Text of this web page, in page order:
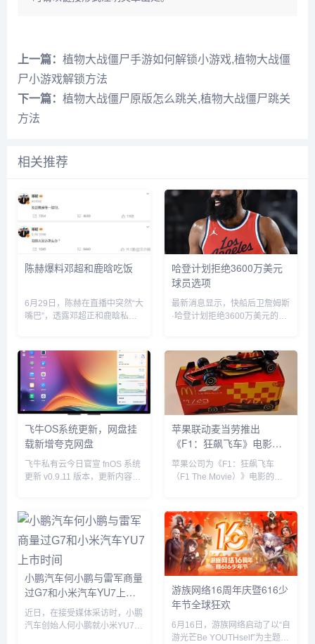
上一篇： 植物大战僵尸手游如何解锁小游戏,植物大战僵
尸小游戏解锁方法
下一篇： 植物大战僵尸原版怎么跳关,植物大战僵尸跳关
方法
相关推荐
陈赫爆料邓超和鹿晗吃饭
6月29日，陈赫在直播中突然“大
嘴巴”，透露邓超正和鹿晗私下
自己也去吃饭了”。没想到，当
天邓超就在微博发文回应：“反
正就是在一起呗”，配文简短却...
哈登计划拒绝3600万美元
球员选项
最新消息显示，快船后卫詹姆斯
·哈登计划拒绝3600万美元的球
飞牛OS系统更新，网盘挂
载新增夸克网盘
飞牛私有云今日官宣 fnOS 系统
更新 v0.9.11 版本，更新内容包
置、优化硬盘类型（HDD、
SSD）的识别等。飞牛 f...
苹果联动麦当劳推出
《F1：狂飙飞车》电影套
餐
苹果公司为《F1：狂飙飞车
（F1 The Movie）》电影的全
味合作，粉丝们可以购买 F1 主
题套餐，并把独家定制的迷你赛
车带回家。...
小鹏汽车何小鹏与雷军商量
过G7和小米汽车YU7上市
时间
近日，在接受媒体采访时，小鹏
汽车创始人何小鹏就小米YU7的
游族网络16周年庆暨616少
年节全球狂欢
6月16日，游族网络启动了以“自
游光芒Be YOUTHself”为主题的